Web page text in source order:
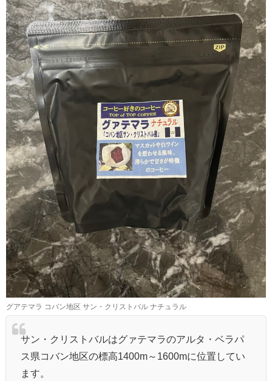
グアテマラ コバン地区 サン・クリストバル ナチュラル
サン・クリストバルはグァテマラのアルタ・ベラパ
ス県コバン地区の標高1400m～1600mに位置してい
ます。